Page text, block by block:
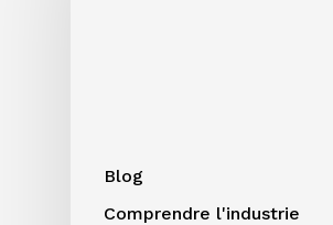
Blog
Comprendre l'industrie